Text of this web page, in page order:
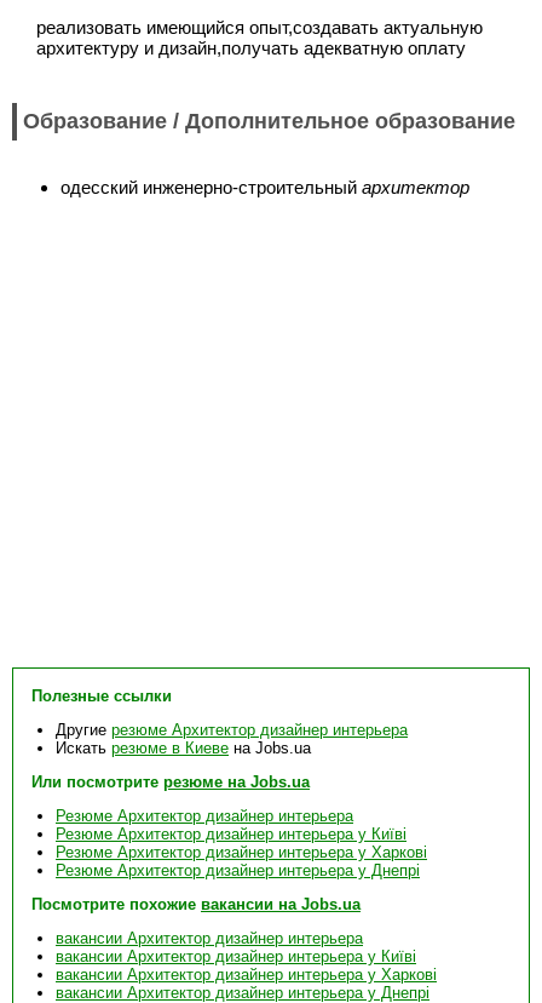
реализовать имеющийся опыт,создавать актуальную
архитектуру и дизайн,получать адекватную оплату
Образование / Дополнительное образование
одесский инженерно-строительный архитектор
Полезные ссылки
Другие резюме Архитектор дизайнер интерьера
Искать резюме в Киеве на Jobs.ua
Или посмотрите резюме на Jobs.ua
Резюме Архитектор дизайнер интерьера
Резюме Архитектор дизайнер интерьера у Київі
Резюме Архитектор дизайнер интерьера у Харкові
Резюме Архитектор дизайнер интерьера у Днепрі
Посмотрите похожие вакансии на Jobs.ua
вакансии Архитектор дизайнер интерьера
вакансии Архитектор дизайнер интерьера у Київі
вакансии Архитектор дизайнер интерьера у Харкові
вакансии Архитектор дизайнер интерьера у Днепрі